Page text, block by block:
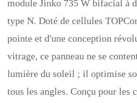
module Jinko 735 W bifacial à
type N. Doté de cellules
pointe et d'une conception
vitrage, ce panneau ne se
lumière du soleil ; il optimise
tous les angles. Conçu pour les